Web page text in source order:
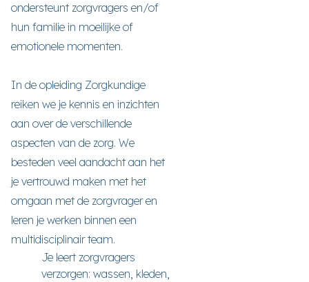
ondersteunt zorgvragers en/of
hun familie in moeilijke of
emotionele momenten.
In de opleiding Zorgkundige
reiken we je kennis en inzichten
aan over de verschillende
aspecten van de zorg. We
besteden veel aandacht aan het
je vertrouwd maken met het
omgaan met de zorgvrager en
leren je werken binnen een
multidisciplinair team.
Je leert zorgvragers
verzorgen: wassen, kleden,